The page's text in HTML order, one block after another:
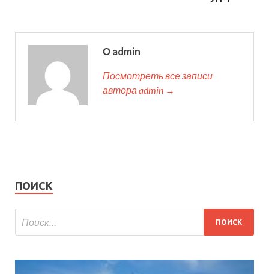
О admin
Посмотреть все записи
автора admin →
ПОИСК